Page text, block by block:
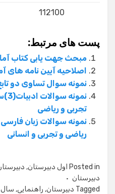
112100
پست های مرتبط:
مبحث جهت یابی کتاب
اصلاحیه آیین نامه های
نمونه سوال تساوی دو
تجربی و ریاضی
ریاضی و تجربی و انسانی
Posted in اول دبیرستان,
دبیرستان
Tagged دبیرستان, راهنمایی, سال 1391